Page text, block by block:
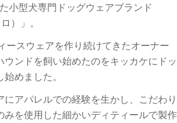
小型犬専門ドッグウェアブランド
）」。
ースウェアを作り続けてきたオーナー
ンドを飼い始めたのをキッカケにドッ
めました。
アパレルでの経験を生かし、こだわり
みを使用した細かいディティールで製作